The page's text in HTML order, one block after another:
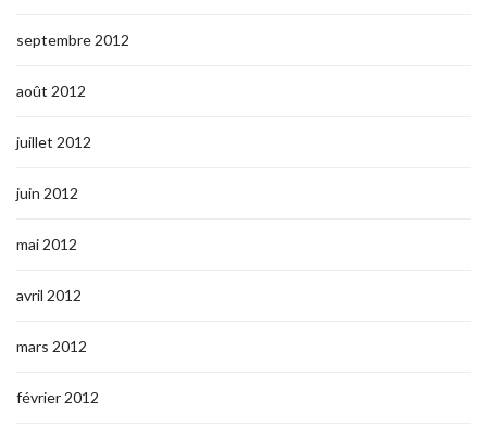
septembre 2012
août 2012
juillet 2012
juin 2012
mai 2012
avril 2012
mars 2012
février 2012